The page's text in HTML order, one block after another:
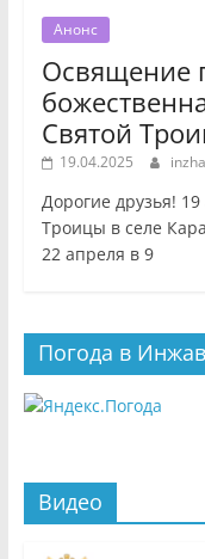
Анонс
Освящение
Святой
19.04.2025
Дорогие друзья!
Троицы в селе
22 апреля в 9
Погода в
Видео